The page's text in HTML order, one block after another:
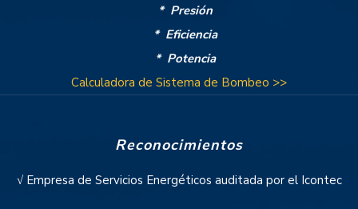
* Presión
* Eficiencia
* Potencia
Calculadora de Sistema de Bombeo >>
Reconocimientos
√ Empresa de Servicios Energéticos auditada por el Icontec